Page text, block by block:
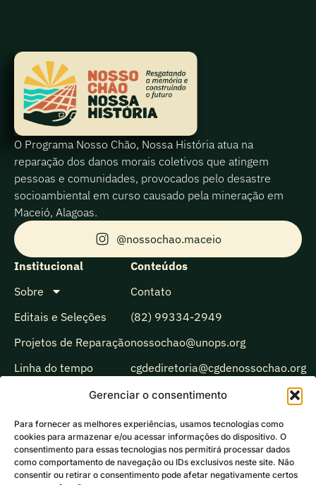
Gerenciar o consentimento
Para fornecer as melhores experiências, usamos tecnologias como
cookies para armazenar e/ou acessar informações do dispositivo. O
consentimento para essas tecnologias nos permitirá processar dados
como comportamento de navegação ou IDs exclusivos neste site. Não
consentir ou retirar o consentimento pode afetar negativamente certos
O Programa Nosso Chão, Nossa História atua na
reparação dos danos morais coletivos que atingem
pessoas e comunidades, provocados pelo desastre
socioambiental em curso causado pela mineração em
Maceió, Alagoas.
@nossochao.maceio
Institucional
Sobre
Editais e Seleções
Projetos de Reparação
Linha do tempo
Observatório
Comunicação
Ecoando
Conteúdos
Contato
(82) 99334-2949
nossochao@unops.org
cgdediretoria@cgdenossochao.org